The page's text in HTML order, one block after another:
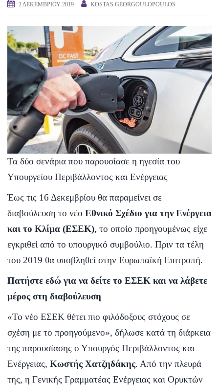
2 ΔΕΚΕΜΒΡΊΟΥ 2019 KOSTAS GEORGOULOPOULOS
Τα δύο σενάρια που παρουσίασε η ηγεσία του
Υπουργείου Περιβάλλοντος και Ενέργειας
Έως τις 16 Δεκεμβρίου θα παραμείνει σε
διαβούλευση το νέο Εθνικό Σχέδιο για την Ενέργεια
και το Κλίμα (ΕΣΕΚ), το οποίο προηγουμένως είχε
εγκριθεί από το υπουργικό συμβούλιο. Πριν τα τέλη
του 2019 θα υποβληθεί στην Ευρωπαϊκή Επιτροπή.
Πατήστε εδώ για να δείτε το ΕΣΕΚ και να λάβετε
μέρος στη διαβούλευση
«Το νέο ΕΣΕΚ θέτει πιο φιλόδοξους στόχους σε
σχέση με το προηγούμενο», δήλωσε κατά τη διάρκεια
της παρουσίασης ο Υπουργός Περιβάλλοντος και
Ενέργειας, Κωστής Χατζηδάκης. Από την πλευρά
της, η Γενικής Γραμματέας Ενέργειας και Ορυκτών